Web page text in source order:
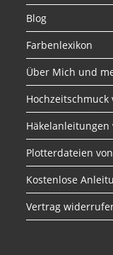
Blog
Farbenlexikon
Über Mich und
Häkelanleitungen
Plotterdateien
Kostenlose
Vertrag